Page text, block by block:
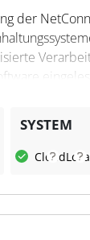
der
von
und
SYSTEM
Cloud